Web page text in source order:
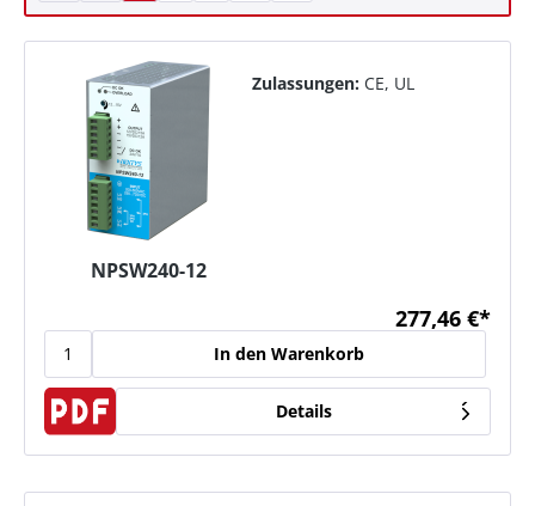
NPSW240-12
Zulassungen: CE, UL
277,46 €*
In den Warenkorb
Details